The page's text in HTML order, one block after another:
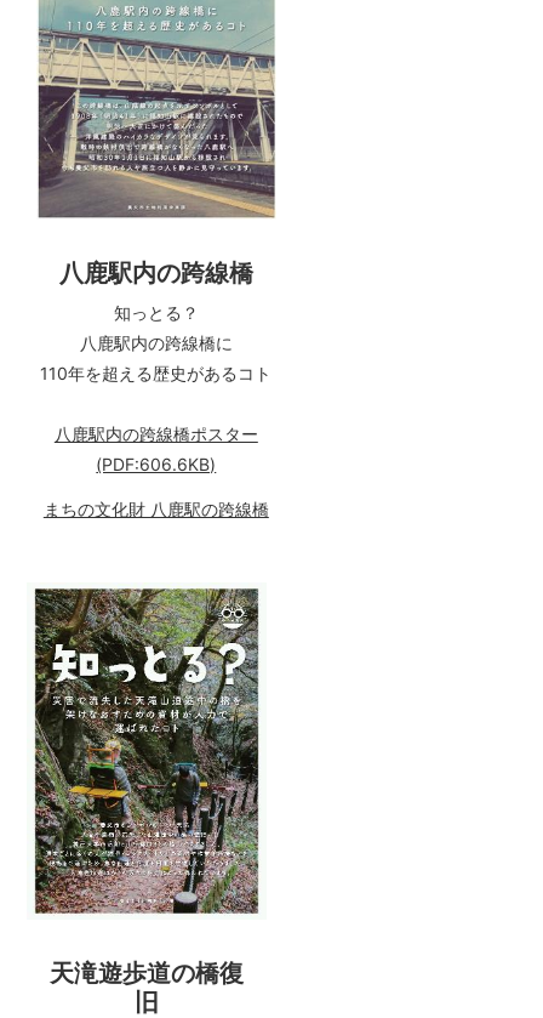
八鹿駅内の跨線橋
知っとる？
八鹿駅内の跨線橋に
110年を超える歴史があるコト
八鹿駅内の跨線橋ポスター
(PDF:606.6KB)
まちの文化財 八鹿駅の跨線橋
天滝遊歩道の橋復
旧